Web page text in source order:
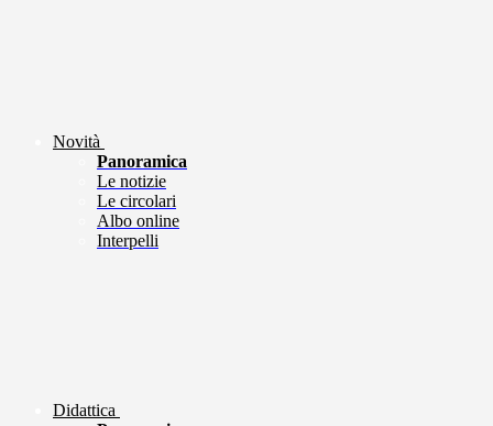
Novità
Panoramica
Le notizie
Le circolari
Albo online
Interpelli
Didattica